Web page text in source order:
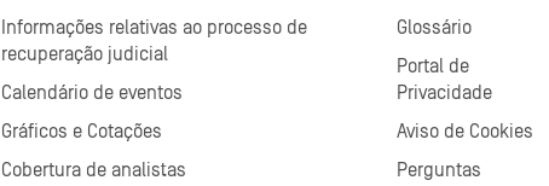
Informações relativas ao processo de
recuperação judicial
Calendário de eventos
Gráficos e Cotações
Cobertura de analistas
Glossário
Portal de
Privacidade
Aviso de Cookies
Perguntas